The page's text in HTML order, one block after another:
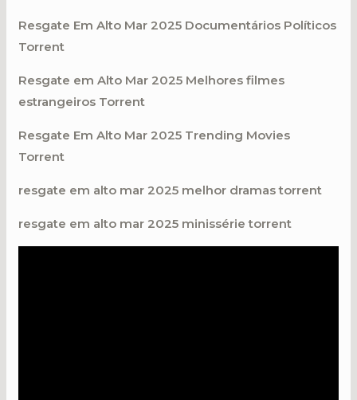
Resgate Em Alto Mar 2025 Documentários Políticos
Torrent
Resgate em Alto Mar 2025 Melhores filmes
estrangeiros Torrent
Resgate Em Alto Mar 2025 Trending Movies
Torrent
resgate em alto mar 2025 melhor dramas torrent
resgate em alto mar 2025 minissérie torrent